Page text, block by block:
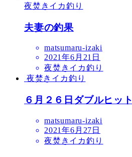
夜焚きイカ釣り
夫妻の釣果
matsumaru-izaki
2021年6月21日
夜焚きイカ釣り
夜焚きイカ釣り
６月２６日ダブルヒット
matsumaru-izaki
2021年6月27日
夜焚きイカ釣り